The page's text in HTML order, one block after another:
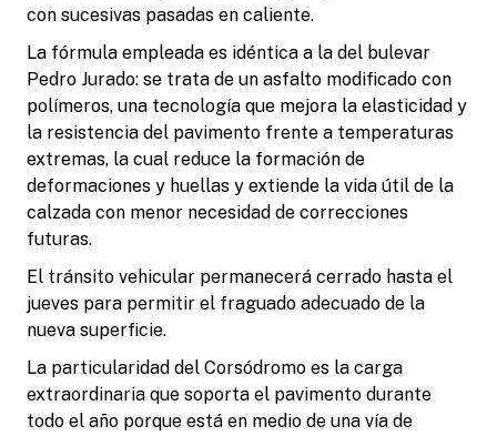
con sucesivas pasadas en caliente.
La fórmula empleada es idéntica a la del bulevar
Pedro Jurado: se trata de un asfalto modificado con
polímeros, una tecnología que mejora la elasticidad y
la resistencia del pavimento frente a temperaturas
extremas, la cual reduce la formación de
deformaciones y huellas y extiende la vida útil de la
calzada con menor necesidad de correcciones
futuras.
El tránsito vehicular permanecerá cerrado hasta el
jueves para permitir el fraguado adecuado de la
nueva superficie.
La particularidad del Corsódromo es la carga
extraordinaria que soporta el pavimento durante
todo el año porque está en medio de una vía de